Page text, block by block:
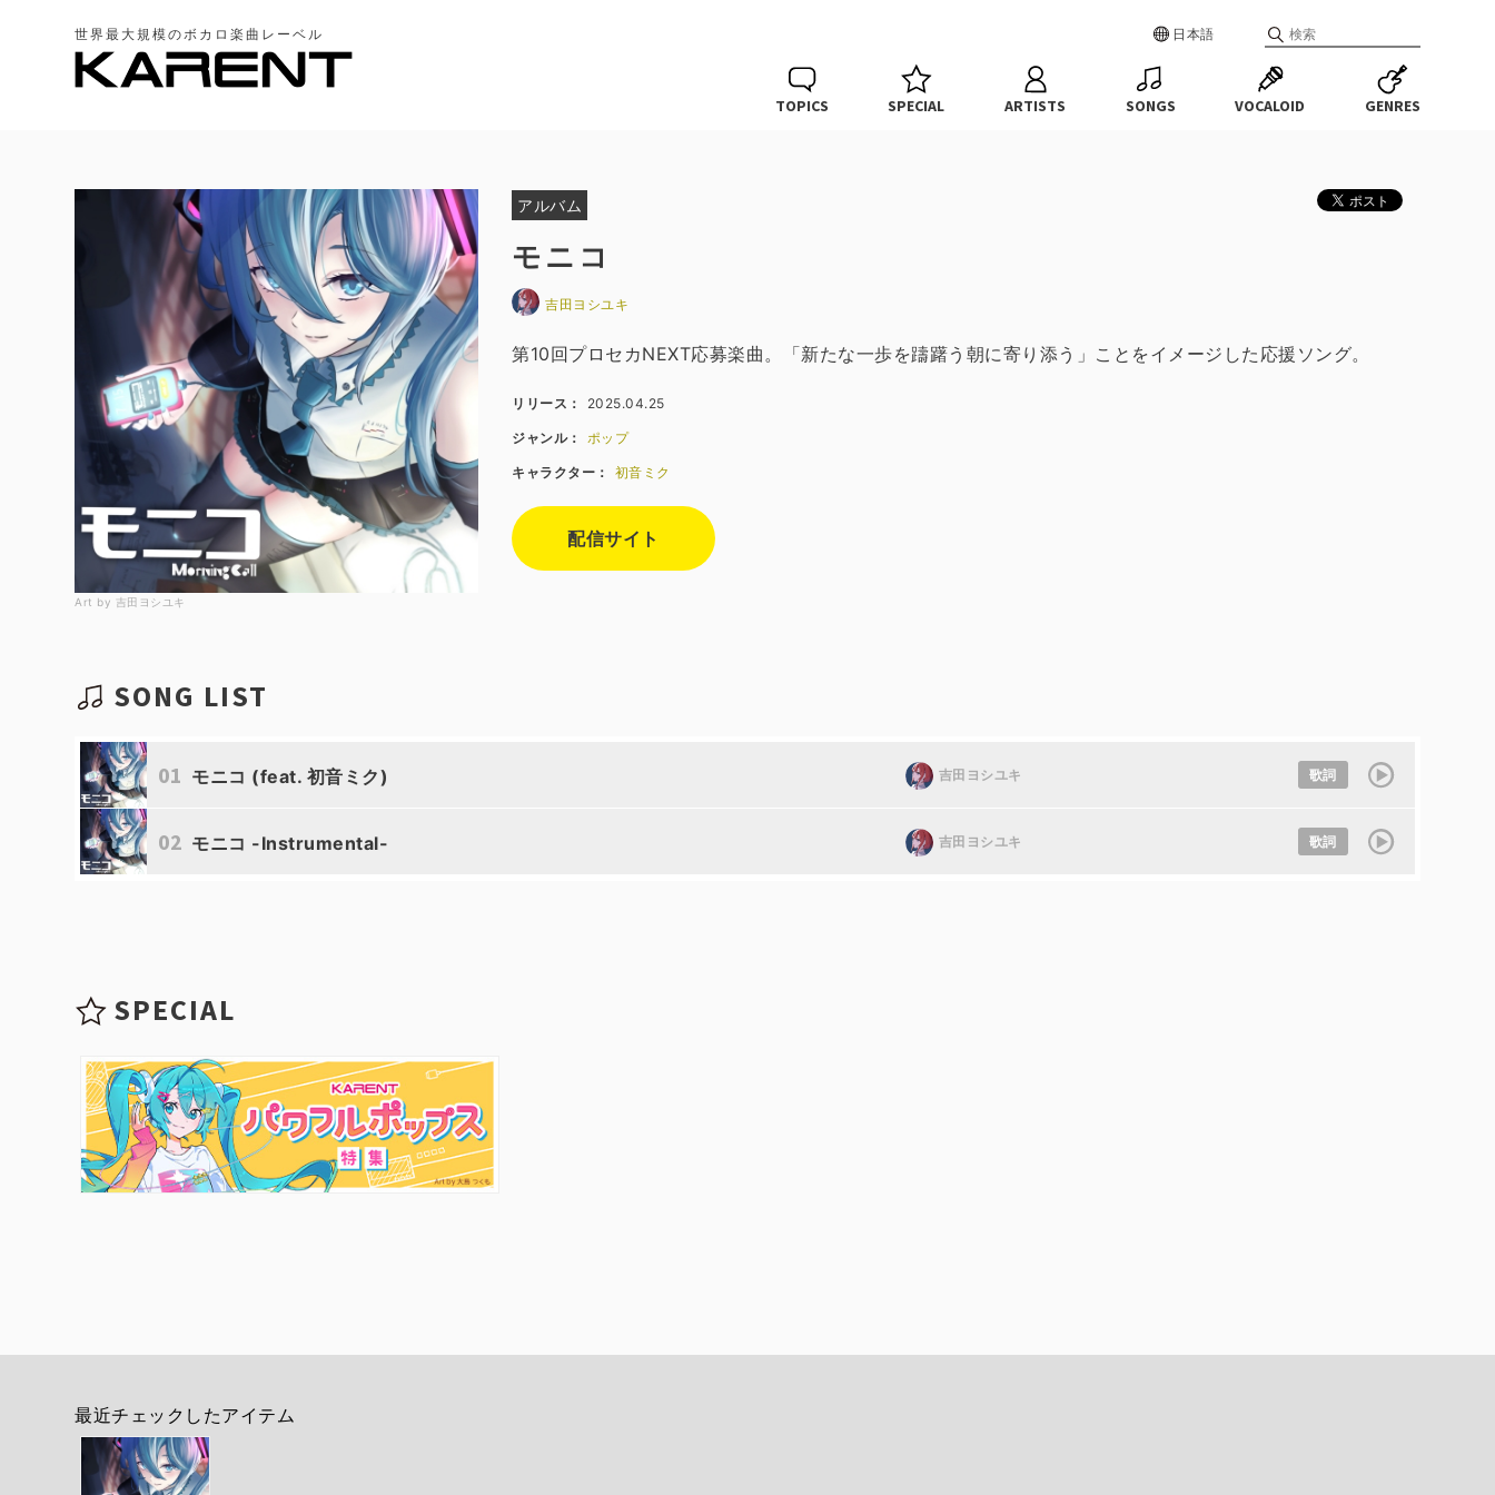
世界最大規模のボカロ楽曲レーベル 日本語
TOPICS SPECIAL ARTISTS SONGS VOCALOID GENRES
Art by 吉田ヨシユキ
アルバム
モニコ
吉田ヨシユキ
第10回プロセカNEXT応募楽曲。「新たな一歩を躊躇う朝に寄り添う」ことをイメージした応援ソング。
リリース： 2025.04.25
ジャンル： ポップ
キャラクター： 初音ミク
配信サイト
SONG LIST
01 モニコ (feat. 初音ミク) 吉田ヨシユキ 歌詞
02 モニコ -Instrumental- 吉田ヨシユキ 歌詞
SPECIAL
最近チェックしたアイテム